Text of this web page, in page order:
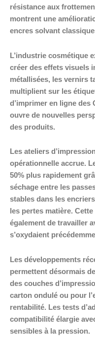
résistance aux
montrent une
encres solvant
L’industrie cosmétique
créer des effets visuels
métallisées, les vernirs
multiplient sur les
d’imprimer en ligne des
ouvre de nouvelles
des produits.
Les ateliers
opérationnelle accrue.
50% plus rapidement
séchage entre les
stables dans les
les pertes matière.
également de travailler
s’oxydaient
Les développements
permettent désormais
des couches
carton ondulé ou pour
rentabilité. Les tests
compatibilité élargie
sensibles à la pression.